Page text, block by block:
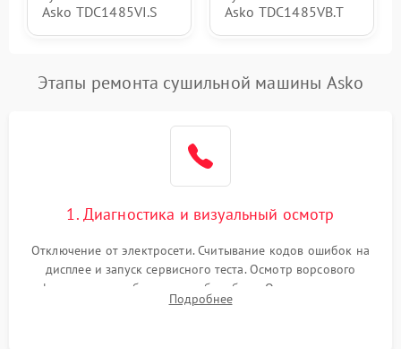
Asko TDC1485VI.S
Asko TDC1485VB.T
Этапы ремонта сушильной машины Asko
1. Диагностика и визуальный осмотр
Отключение от электросети. Считывание кодов ошибок на
дисплее и запуск сервисного теста. Осмотр ворсового
фильтра, теплообменника и барабана. Опрос клиента о
неисправностях (не сушит, не крутит барабан, сильно шумит
Подробнее